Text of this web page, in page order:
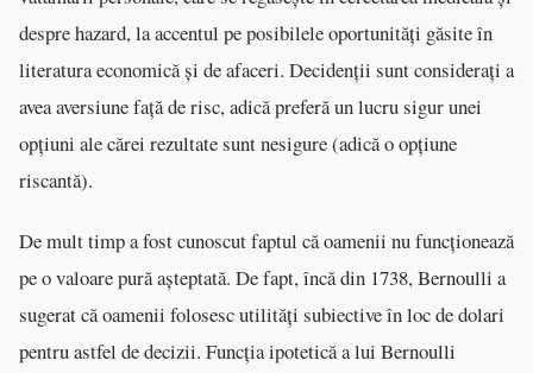
despre hazard, la accentul pe posibilele oportunități găsite în
literatura economică și de afaceri. Decidenții sunt considerați a
avea aversiune față de risc, adică preferă un lucru sigur unei
opțiuni ale cărei rezultate sunt nesigure (adică o opțiune
riscantă).
De mult timp a fost cunoscut faptul că oamenii nu funcționează
pe o valoare pură așteptată. De fapt, încă din 1738, Bernoulli a
sugerat că oamenii folosesc utilități subiective în loc de dolari
pentru astfel de decizii. Funcția ipotetică a lui Bernoulli